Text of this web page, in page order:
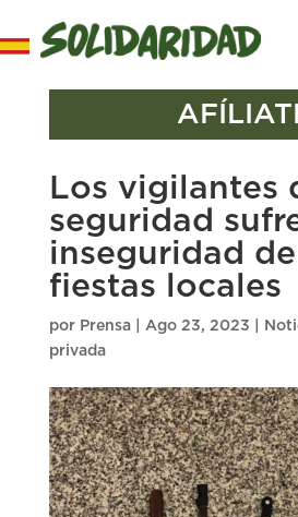
Los vigilantes
seguridad
inseguridad
fiestas locales
por Prensa| Ago 23, 2023
privada